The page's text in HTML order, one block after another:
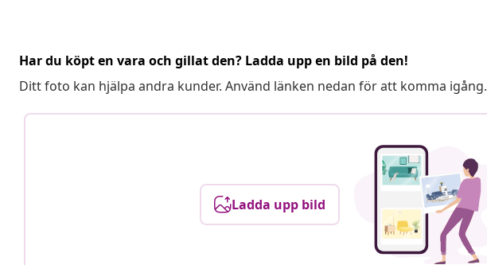
Har du köpt en vara och gillat den? Ladda upp en bild på den!
Ditt foto kan hjälpa andra kunder. Använd länken nedan för att komma igång.
Ladda upp bild